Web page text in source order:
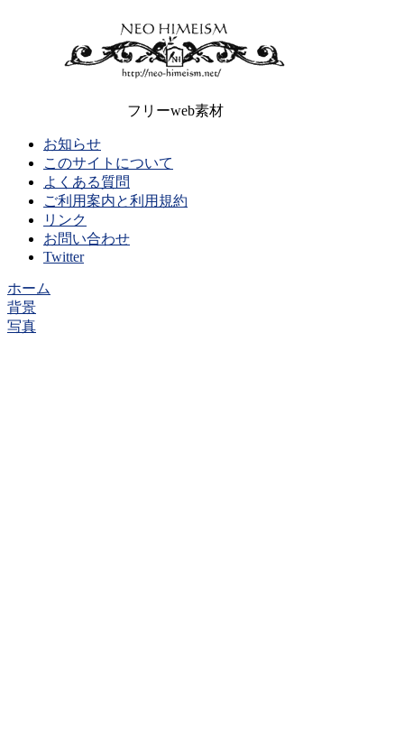
フリーweb素材
お知らせ
このサイトについて
よくある質問
ご利用案内と利用規約
リンク
お問い合わせ
Twitter
ホーム
背景
写真